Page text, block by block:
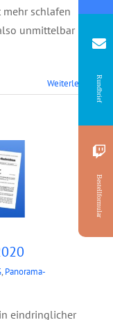
schlafen
unmittelbar
Weiterlesen
, Panorama-
eindringlicher
Rundbrief
Bestellformular